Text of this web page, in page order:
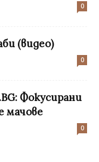
0
(видео)
0
Фокусирани
мачове
0